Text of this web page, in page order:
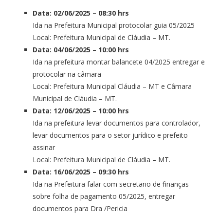
Data: 02/06/2025 – 08:30 hrs
Ida na Prefeitura Municipal protocolar guia 05/2025
Local: Prefeitura Municipal de Cláudia – MT.
Data: 04/06/2025 – 10:00 hrs
Ida na prefeitura montar balancete 04/2025 entregar e
protocolar na câmara
Local: Prefeitura Municipal Cláudia – MT e Câmara
Municipal de Cláudia – MT.
Data: 12/06/2025 – 10:00 hrs
Ida na prefeitura levar documentos para controlador,
levar documentos para o setor jurídico e prefeito
assinar
Local: Prefeitura Municipal de Cláudia – MT.
Data: 16/06/2025 – 09:30 hrs
Ida na Prefeitura falar com secretario de finanças
sobre folha de pagamento 05/2025, entregar
documentos para Dra /Pericia